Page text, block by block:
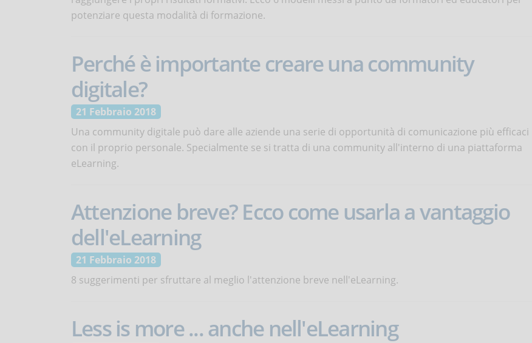
potenziare questa modalità di formazione.
Perché è importante creare una community
digitale?
21 Febbraio 2018
Una community digitale può dare alle aziende una serie di opportunità di comunicazione più efficaci
con il proprio personale. Specialmente se si tratta di una community all'interno di una piattaforma
eLearning.
Attenzione breve? Ecco come usarla a vantaggio
dell'eLearning
21 Febbraio 2018
8 suggerimenti per sfruttare al meglio l'attenzione breve nell'eLearning.
Less is more ... anche nell'eLearning